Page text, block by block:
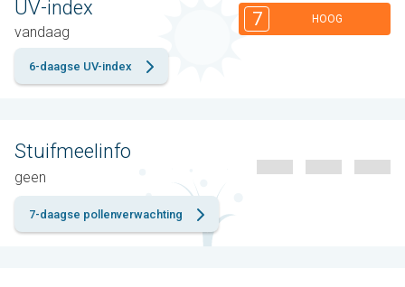
UV-index
vandaag
7 HOOG
6-daagse UV-index
Stuifmeelinfo
geen
7-daagse pollenverwachting